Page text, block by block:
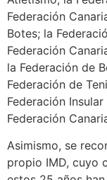
Federación
Botes; la
Federación
la Federación de
Federación de
Federación
Federación
Asimismo, se
propio IMD, cuyo